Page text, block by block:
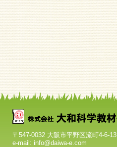
〒547-0032 大阪市平野区流町4-6-13
e-mail: info@daiwa-e.com